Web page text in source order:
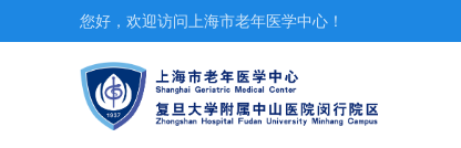
您好，欢迎访问上海市老年医学中心！